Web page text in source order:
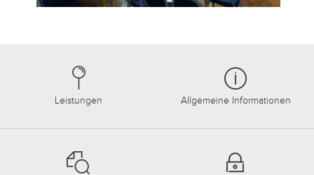
Leistungen Allgemeine Informationen